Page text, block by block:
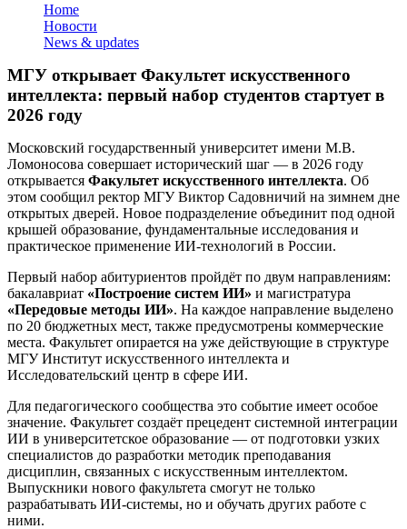
Home
Новости
News & updates
МГУ открывает Факультет искусственного
интеллекта: первый набор студентов стартует в
2026 году
Московский государственный университет имени М.В.
Ломоносова совершает исторический шаг — в 2026 году
открывается Факультет искусственного интеллекта. Об
этом сообщил ректор МГУ Виктор Садовничий на зимнем дне
открытых дверей. Новое подразделение объединит под одной
крышей образование, фундаментальные исследования и
практическое применение ИИ-технологий в России.
Первый набор абитуриентов пройдёт по двум направлениям:
бакалавриат «Построение систем ИИ» и магистратура
«Передовые методы ИИ». На каждое направление выделено
по 20 бюджетных мест, также предусмотрены коммерческие
места. Факультет опирается на уже действующие в структуре
МГУ Институт искусственного интеллекта и
Исследовательский центр в сфере ИИ.
Для педагогического сообщества это событие имеет особое
значение. Факультет создаёт прецедент системной интеграции
ИИ в университетское образование — от подготовки узких
специалистов до разработки методик преподавания
дисциплин, связанных с искусственным интеллектом.
Выпускники нового факультета смогут не только
разрабатывать ИИ-системы, но и обучать других работе с
ними.